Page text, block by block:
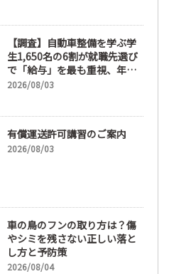
【調査】自動車整備を学ぶ学
生1,650名の6割が就職先選び
で「給与」を最も重視、年間
休日「110日以上」希望も
2026/08/03
有償運送許可講習のご案内
2026/08/03
車の鳥のフンの取り方は？傷
やシミを残さない正しい落と
し方と予防策
2026/08/04